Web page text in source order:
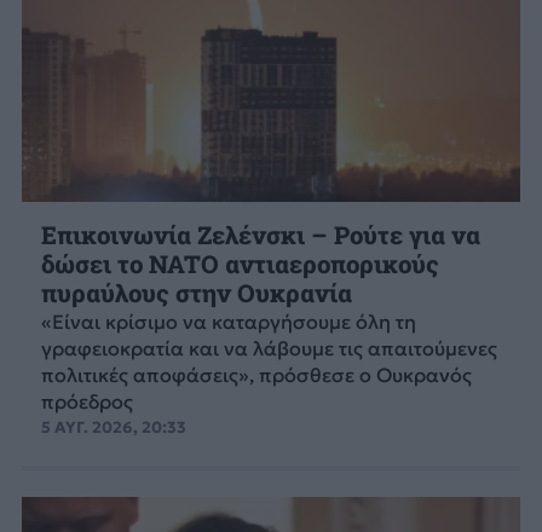
Επικοινωνία Ζελένσκι – Ρούτε για να
δώσει το NATO αντιαεροπορικούς
πυραύλους στην Ουκρανία
«Είναι κρίσιμο να καταργήσουμε όλη τη
γραφειοκρατία και να λάβουμε τις απαιτούμενες
πολιτικές αποφάσεις», πρόσθεσε ο Ουκρανός
πρόεδρος
5 ΑΥΓ. 2026, 20:33